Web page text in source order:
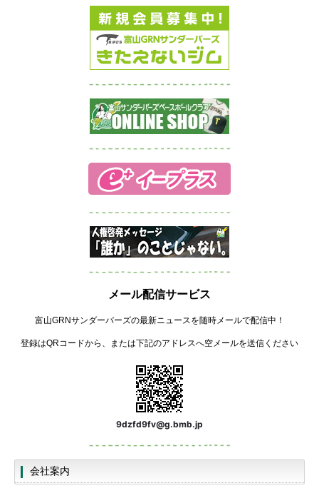
メール配信サービス
富山GRNサンダーバーズの最新ニュースを随時メールで配信中！
登録はQRコードから、または下記のアドレスへ空メールを送信ください
9dzfd9fv@g.bmb.jp
会社案内